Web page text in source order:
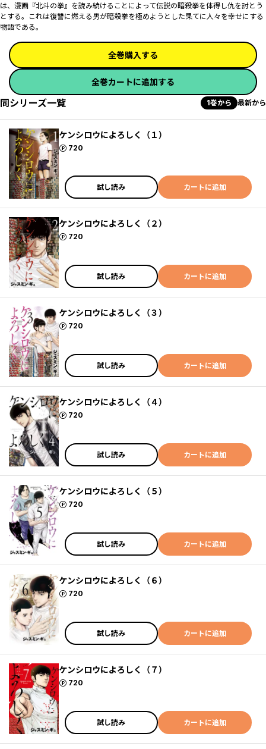
は、漫画『北斗の拳』を読み続けることによって伝説の暗殺拳を体得し仇を討とう
とする。これは復讐に燃える男が暗殺拳を極めようとした果てに人々を幸せにする
物語である。
全巻購入する
全巻カートに追加する
同シリーズ一覧 1巻から 最新から
ケンシロウによろしく（１）
720
ポイント
試し読み カートに追加
ケンシロウによろしく（２）
720
ポイント
試し読み カートに追加
ケンシロウによろしく（３）
720
ポイント
試し読み カートに追加
ケンシロウによろしく（４）
720
ポイント
試し読み カートに追加
ケンシロウによろしく（５）
720
ポイント
試し読み カートに追加
ケンシロウによろしく（６）
720
ポイント
試し読み カートに追加
ケンシロウによろしく（７）
720
ポイント
試し読み カートに追加